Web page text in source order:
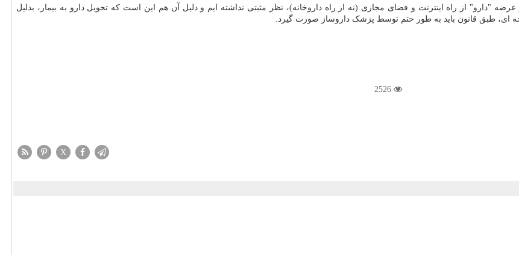
"دارو" از راه اینترنت و فضای مجازی (نه از راه داروخانه)، نظر مثبتی نداشته ایم و دلیل آن هم این است که تحویل دارو به بیمار، بدلیل
ای، طبق قانون باید به طور حتم توسط پزشک داروساز صورت گیرد.
X